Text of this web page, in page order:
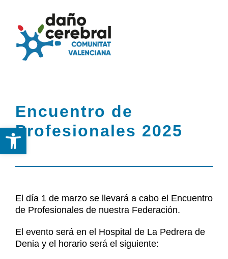
Abrir barra de herramientas
content
Servicios
Recursos
Noticias
Federación
DCA
Noticias
Contacto
Encuentro de
Profesionales 2025
El día 1 de marzo se llevará a cabo el Encuentro
de Profesionales de nuestra Federación.
El evento será en el Hospital de La Pedrera de
Denia y el horario será el siguiente: